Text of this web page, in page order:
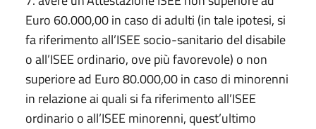
Euro 60.000,00 in caso di adulti (in tale ipotesi, si
fa riferimento all’ISEE socio-sanitario del disabile
o all’ISEE ordinario, ove più favorevole) o non
superiore ad Euro 80.000,00 in caso di minorenni
in relazione ai quali si fa riferimento all’ISEE
ordinario o all’ISEE minorenni, quest’ultimo